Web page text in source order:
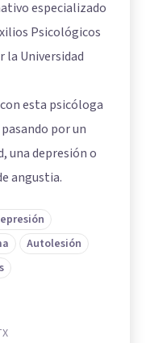
especializado
Psicológicos
la Universidad
esta psicóloga
por un
una depresión o
angustia.
Autolesión